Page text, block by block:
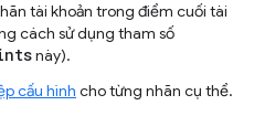
tài khoản trong điểm cuối tài
cách sử dụng tham số
này).
cấu hình cho từng nhãn cụ thể.